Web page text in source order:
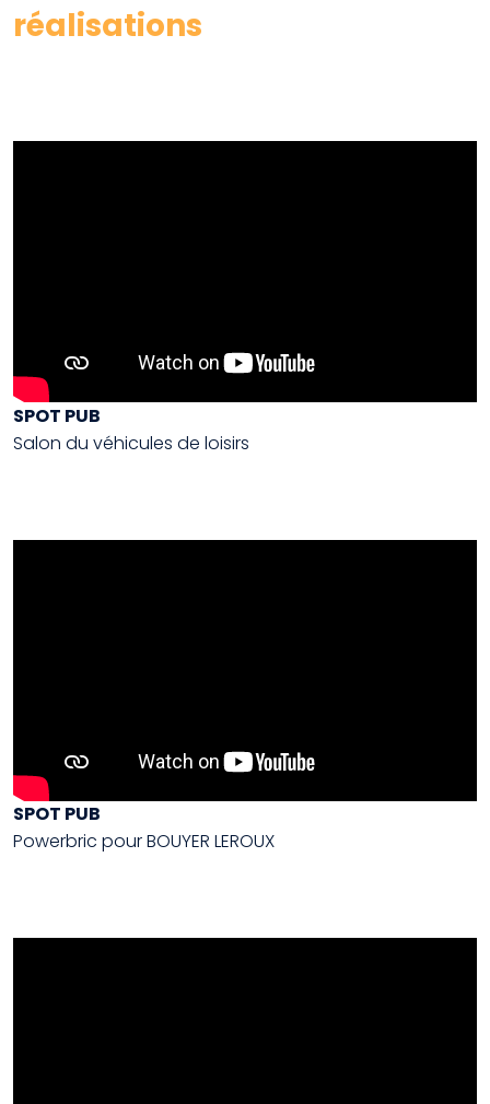
réalisations
SPOT PUB
Salon du véhicules de loisirs
SPOT PUB
Powerbric pour BOUYER LEROUX